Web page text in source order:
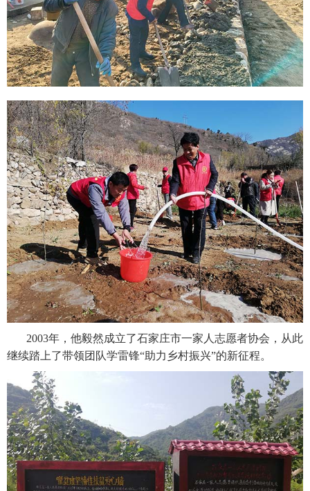
2003年，他毅然成立了石家庄市一家人志愿者协会，从此
继续踏上了带领团队学雷锋“助力乡村振兴”的新征程。